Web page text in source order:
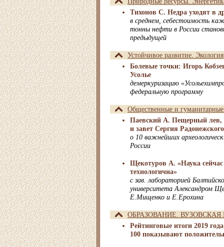
Тихонов С. Недра уходят в
в среднем, себестоимость
тонны нефти в России
предыдущей
Устойчивое развитие. Экология
Болевые точки: Игорь
Усолье
демеркуризацию
федеральную программу
Общественные и
Паевский А. Пещерный лев,
и завет Сергия Радонежского
о 10 важнейших
России
Щекотуров А. «Наука сейчас
технологична»
с зав. лабораторией
университета Александром
Е.Мищенко и Е.Ерохина
ОБРАЗОВАНИЕ. ВУЗОВСКАЯ
Рейтинговые итоги 2019
100 показывают